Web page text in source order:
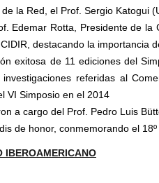
la Red, el Prof. Sergio Katogui
Edemar Rotta, Presidente de
destacando la importancia
exitosa de 11 ediciones del
referidas al
VI Simposio en el 2014
a cargo del Prof. Pedro Luis
de honor, conmemorando el
IBEROAMERICANO